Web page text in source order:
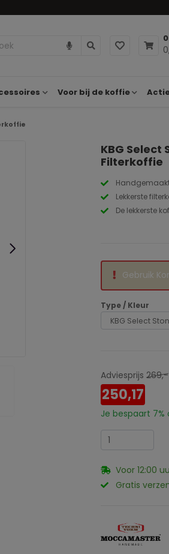
Voor bij de koffie
KBG
Filterkoffie
Lekkerste
De lekkerste
Gebruik
Type / Kleur
Adviesprijs 269,-
250,17
Je bespaart 7%
Voor 12:00
Gratis